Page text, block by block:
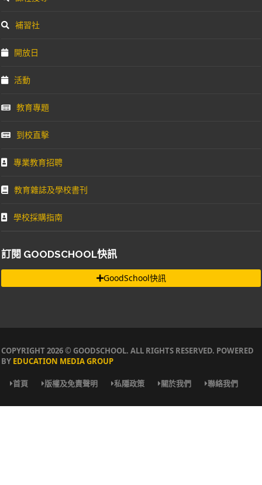
補習社
開放日
活動
教育專題
到校直擊
專業教育招聘
教育雜誌及學校書刊
學校採購指南
訂閱 GOODSCHOOL快訊
GoodSchool快訊
COPYRIGHT 2026 © GOODSCHOOL. ALL RIGHTS RESERVED. POWERED
BY EDUCATION MEDIA GROUP
首頁 版權及免責聲明 私隱政策 關於我們 聯絡我們